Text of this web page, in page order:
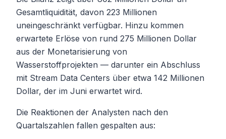
Gesamtliquidität, davon 223 Millionen
uneingeschränkt verfügbar. Hinzu kommen
erwartete Erlöse von rund 275 Millionen Dollar
aus der Monetarisierung von
Wasserstoffprojekten — darunter ein Abschluss
mit Stream Data Centers über etwa 142 Millionen
Dollar, der im Juni erwartet wird.
Die Reaktionen der Analysten nach den
Quartalszahlen fallen gespalten aus: